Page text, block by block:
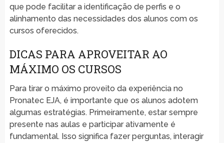
que pode facilitar a identificação de perfis e o
alinhamento das necessidades dos alunos com os
cursos oferecidos.
DICAS PARA APROVEITAR AO
MÁXIMO OS CURSOS
Para tirar o máximo proveito da experiência no
Pronatec EJA, é importante que os alunos adotem
algumas estratégias. Primeiramente, estar sempre
presente nas aulas e participar ativamente é
fundamental. Isso significa fazer perguntas, interagir